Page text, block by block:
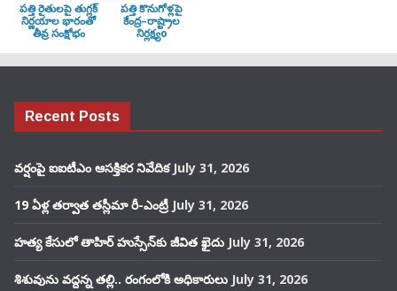
పత్తి రైతులపై తుగ్లక్‌
నిర్ణయాల భారంతో
తీవ్ర సంక్షోభం
పత్తి కొనుగోళ్లపై
కేంద్ర–రాష్ట్రాల
నిర్లక్ష్యo
Recent Posts
వర్షంపై ఐఐటీఎం ఆసక్తికర నివేదిక July 31, 2026
19 ఏళ్ల తర్వాత తస్లీమా రీ-ఎంట్రీ July 31, 2026
హత్య కేసులో తాహిర్ హుస్సేన్‌కు జీవిత ఖైదు July 31, 2026
శిశువును వద్దన్న తల్లి.. రంగంలోకి అధికారులు July 31, 2026